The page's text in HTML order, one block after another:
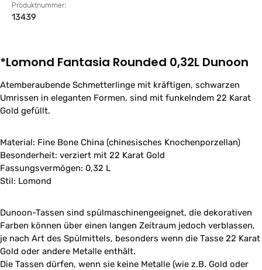
Produktnummer:
13439
*Lomond Fantasia Rounded 0,32L Dunoon
Atemberaubende Schmetterlinge mit kräftigen, schwarzen
Umrissen in eleganten Formen, sind mit funkelndem 22 Karat
Gold gefüllt.
Material: Fine Bone China (chinesisches Knochenporzellan)
Besonderheit: verziert mit 22 Karat Gold
Fassungsvermögen: 0,32 L
Stil: Lomond
Dunoon-Tassen sind spülmaschinengeeignet, die dekorativen
Farben können über einen langen Zeitraum jedoch verblassen,
je nach Art des Spülmittels, besonders wenn die Tasse 22 Karat
Gold oder andere Metalle enthält.
Die Tassen dürfen, wenn sie keine Metalle (wie z.B. Gold oder